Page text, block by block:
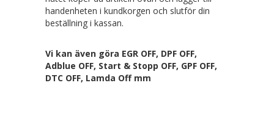
handenheten i kundkorgen och slutför din
beställning i kassan.
Vi kan även göra EGR OFF, DPF OFF,
Adblue OFF, Start & Stopp OFF, GPF OFF,
DTC OFF, Lamda Off mm